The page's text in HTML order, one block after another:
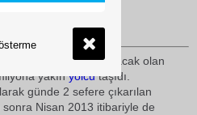
yılında 5. yaşını kutlayacak olan
yakınyolcutaşıdı.
günde 2 sefere çıkarılan
Nisan 2013 itibariyle de